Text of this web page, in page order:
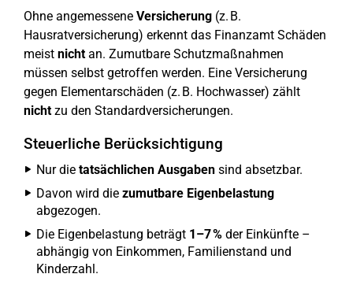
Ohne angemessene Versicherung (z. B.
Hausratversicherung) erkennt das Finanzamt Schäden
meist nichtan. Zumutbare Schutzmaßnahmen
müssen selbst getroffen werden. Eine Versicherung
gegen Elementarschäden (z. B. Hochwasser) zählt
nichtzu den Standardversicherungen.
Steuerliche Berücksichtigung
Nur die tatsächlichen Ausgaben sind absetzbar.
Davon wird die zumutbare Eigenbelastung
abgezogen.
Die Eigenbelastung beträgt 1–7 % der Einkünfte –
abhängig von Einkommen, Familienstand und
Kinderzahl.